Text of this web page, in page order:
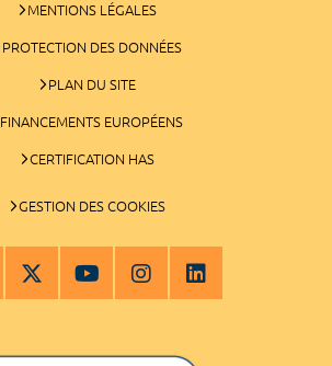
MENTIONS LÉGALES
PROTECTION DES DONNÉES
PLAN DU SITE
FINANCEMENTS EUROPÉENS
CERTIFICATION HAS
GESTION DES COOKIES